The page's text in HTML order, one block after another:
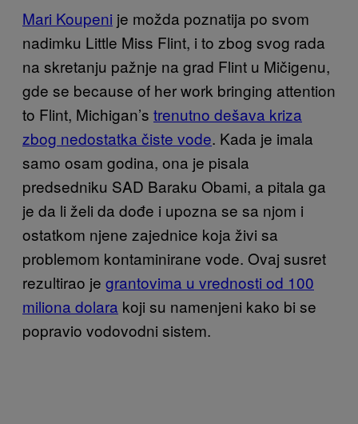
Mari Koupeni je možda poznatija po svom
nadimku Little Miss Flint, i to zbog svog rada
na skretanju pažnje na grad Flint u Mičigenu,
gde se because of her work bringing attention
to Flint, Michigan’s trenutno dešava kriza
zbog nedostatka čiste vode. Kada je imala
samo osam godina, ona je pisala
predsedniku SAD Baraku Obami, a pitala ga
je da li želi da dođe i upozna se sa njom i
ostatkom njene zajednice koja živi sa
problemom kontaminirane vode. Ovaj susret
rezultirao je grantovima u vrednosti od 100
miliona dolara koji su namenjeni kako bi se
popravio vodovodni sistem.